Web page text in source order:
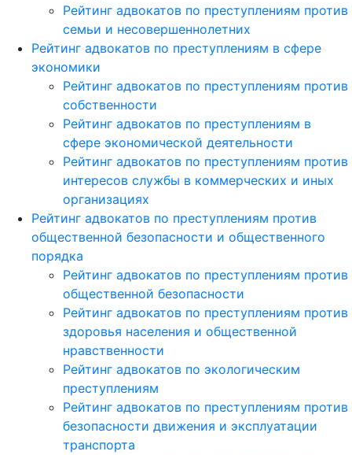
Рейтинг адвокатов по преступлениям против
семьи и несовершеннолетних
Рейтинг адвокатов по преступлениям в сфере
экономики
Рейтинг адвокатов по преступлениям против
собственности
Рейтинг адвокатов по преступлениям в
сфере экономической деятельности
Рейтинг адвокатов по преступлениям против
интересов службы в коммерческих и иных
организациях
Рейтинг адвокатов по преступлениям против
общественной безопасности и общественного
порядка
Рейтинг адвокатов по преступлениям против
общественной безопасности
Рейтинг адвокатов по преступлениям против
здоровья населения и общественной
нравственности
Рейтинг адвокатов по экологическим
преступлениям
Рейтинг адвокатов по преступлениям против
безопасности движения и эксплуатации
транспорта